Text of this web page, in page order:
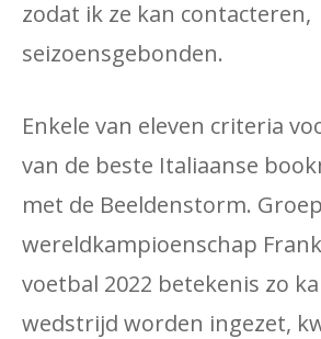
zodat ik ze kan contacteren,
seizoensgebonden.
Enkele van eleven criteria
van de beste Italiaanse
met de Beeldenstorm.
wereldkampioenschap
voetbal 2022 betekenis zo
wedstrijd worden ingezet,